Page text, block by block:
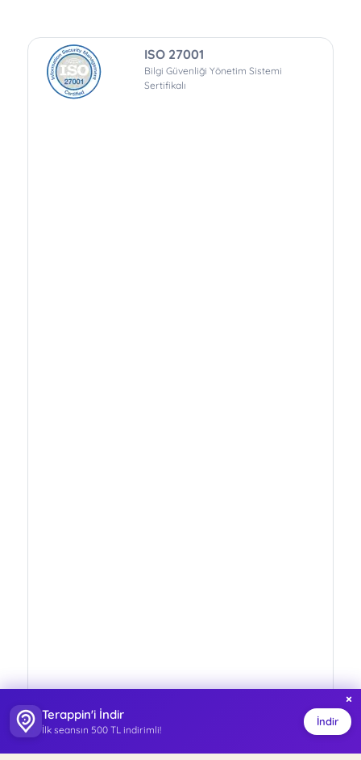
ISO 27001
Bilgi Güvenliği Yönetim Sistemi
Sertifikalı
×
Terappin'i İndir
İlk seansın 500 TL indirimli!
İndir